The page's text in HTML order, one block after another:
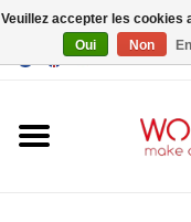
EUR/GBP
Veuillez accepter les cookies
Oui
Non